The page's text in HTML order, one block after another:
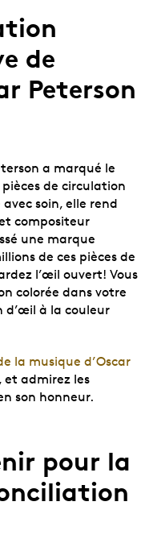
de
Peterson
a marqué le
de circulation
soin, elle rend
compositeur
une marque
de ces pièces de
l’œil ouvert! Vous
colorée dans votre
d’œil à la couleur
la musique d’Oscar
, et admirez les
son honneur.
pour la